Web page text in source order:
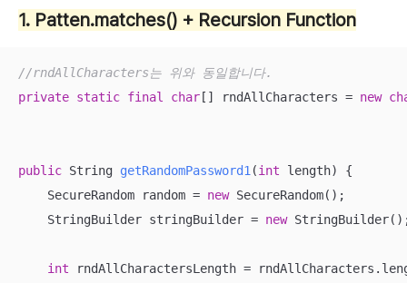
1. Patten.matches() + Recursion Function
//rndAllCharacters는 위와 동일합니다.
private static final char [] rndAllCharacters = new
public String getRandomPassword1 (int length)
{
    SecureRandom random =
new SecureRandom();
    StringBuilder stringBuilder =
new
int rndAllCharactersLength =